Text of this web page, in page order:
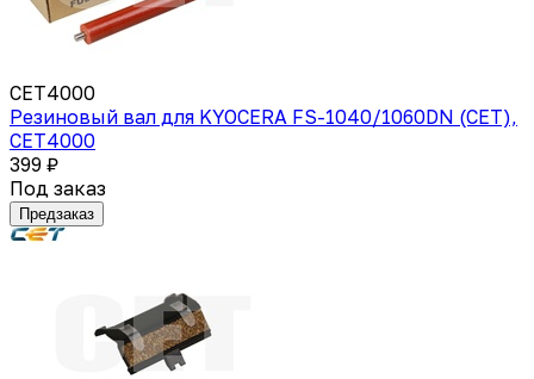
CET4000
Резиновый вал для KYOCERA FS-1040/1060DN (CET),
CET4000
399 ₽
Под заказ
Предзаказ